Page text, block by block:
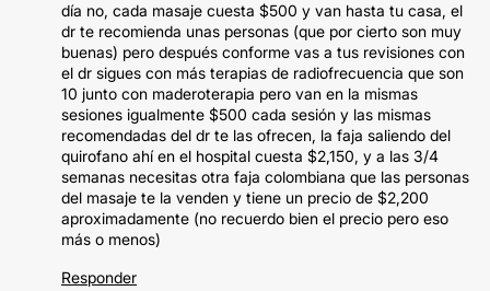
día no, cada masaje cuesta $500 y van hasta tu casa, el
dr te recomienda unas personas (que por cierto son muy
buenas) pero después conforme vas a tus revisiones con
el dr sigues con más terapias de radiofrecuencia que son
10 junto con maderoterapia pero van en la mismas
sesiones igualmente $500 cada sesión y las mismas
recomendadas del dr te las ofrecen, la faja saliendo del
quirofano ahí en el hospital cuesta $2,150, y a las 3/4
semanas necesitas otra faja colombiana que las personas
del masaje te la venden y tiene un precio de $2,200
aproximadamente (no recuerdo bien el precio pero eso
más o menos)
Responder